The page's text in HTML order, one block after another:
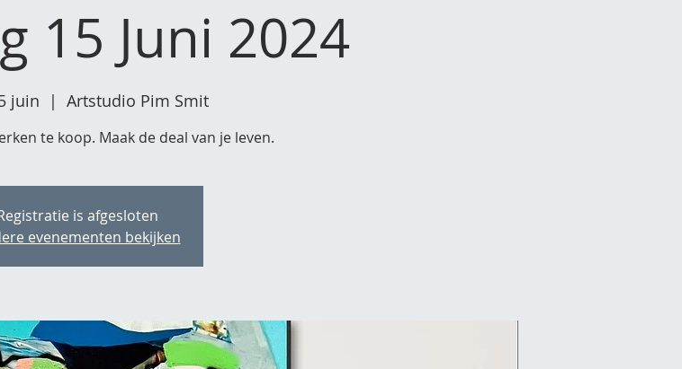
15 Juni 2024
juin
  |
Artstudio Pim Smit
te koop. Maak de deal van je leven.
is afgesloten
evenementen bekijken